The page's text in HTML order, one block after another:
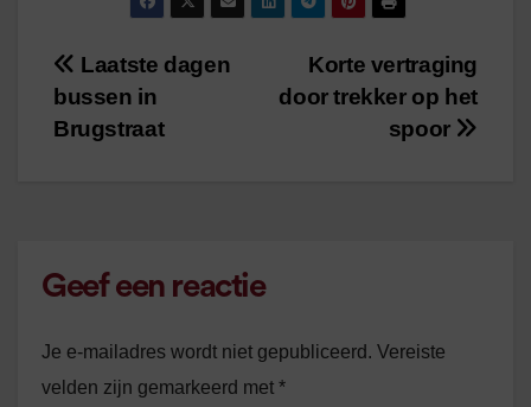
Bericht
navigatie
Korte vertraging
door trekker op het
spoor
Laatste dagen
bussen in
Brugstraat
Geef een reactie
Je e-mailadres wordt niet gepubliceerd. Vereiste
velden zijn gemarkeerd met *